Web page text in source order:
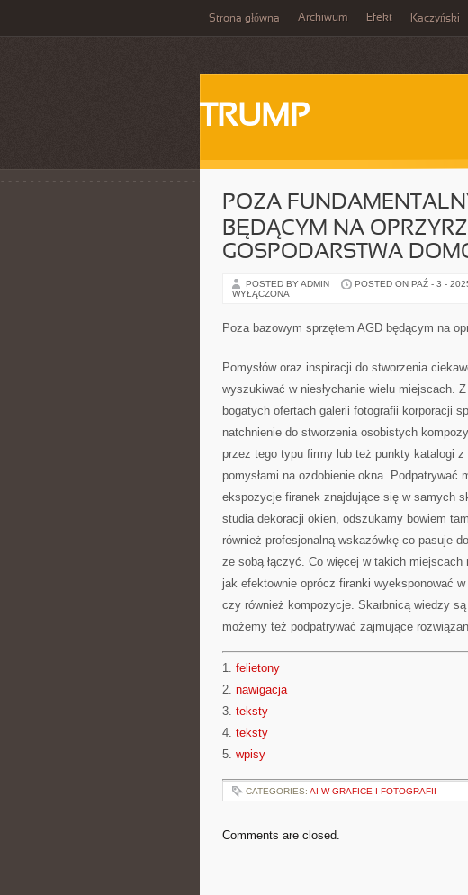
Strona główna Archiwum Efekt Kaczyński
TRUMP
POZA
BĘDĄCYM NA
GOSPODARSTWA
POSTED BY ADMIN POSTED ON PAŹ - 3 -
WYŁĄCZONA
Poza bazowym sprzętem AGD będącym na
Pomysłów oraz inspiracji do stworzenia
wyszukiwać w niesłychanie wielu miejscach.
bogatych ofertach galerii fotografii korporacji
natchnienie do stworzenia osobistych
przez tego typu firmy lub też punkty katalogi
pomysłami na ozdobienie okna.
ekspozycje firanek znajdujące się w samych
studia dekoracji okien, odszukamy bowiem
również profesjonalną wskazówkę co pasuje
ze sobą łączyć. Co więcej w takich
jak efektownie oprócz firanki wyeksponować
czy również kompozycje. Skarbnicą wiedzy
możemy też podpatrywać zajmujące
1. felietony
2. nawigacja
3. teksty
4. teksty
5. wpisy
CATEGORIES: AI W GRAFICE I FOTOGRAFII
Comments are closed.